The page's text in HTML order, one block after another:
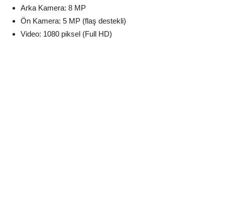
Arka Kamera: 8 MP
Ön Kamera: 5 MP (flaş destekli)
Video: 1080 piksel (Full HD)